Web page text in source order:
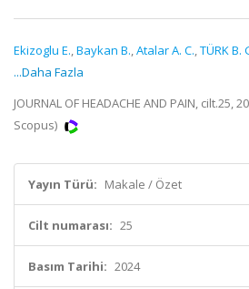
Ekizoglu E.,Baykan B.,Atalar A. C.,TÜRK B.
...Daha Fazla
JOURNAL OF HEADACHE AND PAIN, cilt.25,
Scopus)
Yayın Türü: Makale / Özet
Cilt numarası: 25
Basım Tarihi: 2024